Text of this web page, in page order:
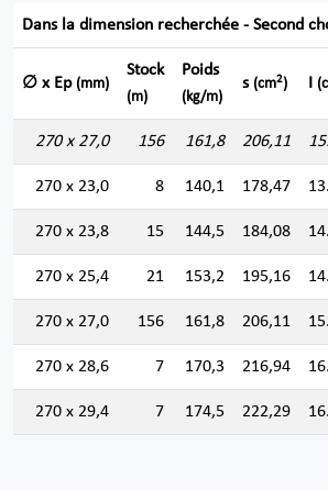
Dans la dimension recherchée - Second
∅ x Ep (mm)
Stock
(m)
Poids
(kg/m)
s (cm2) I
270 x 27,0 156 161,8 206,11
270 x 23,0 8 140,1 178,47
270 x 23,8 15 144,5 184,08
270 x 25,4 21 153,2 195,16
270 x 27,0 156 161,8 206,11
270 x 28,6 7 170,3 216,94
270 x 29,4 7 174,5 222,29